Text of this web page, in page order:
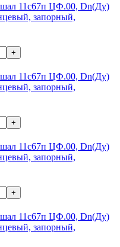
11с67п ЦФ.00, Dn(Ду)
запорный,
+
11с67п ЦФ.00, Dn(Ду)
запорный,
+
11с67п ЦФ.00, Dn(Ду)
запорный,
+
11с67п ЦФ.00, Dn(Ду)
запорный,